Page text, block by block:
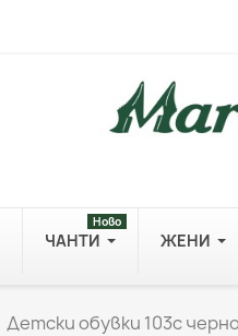
ЧАНТИ
Ново
ЖЕНИ
Детски обувки 103c